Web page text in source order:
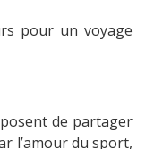
pour un voyage
de partager
l’amour du sport,